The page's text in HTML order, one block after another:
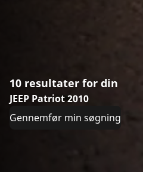
10 resultater for din
JEEP Patriot 2010
Gennemfør min søgning